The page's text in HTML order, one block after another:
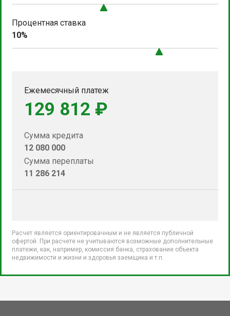
Процентная ставка
10%
Ежемесячный платеж
129 812 ₽
Сумма кредита
12 080 000
Сумма переплаты
11 286 214
Расчет является ориентировачным и не является публичной
офертой. При расчете не учитываются возможные дополнительные
платежи, как, например, комиссия банка, страхование объекта
недвижимости и жизни и здоровья заемщика и т.п.